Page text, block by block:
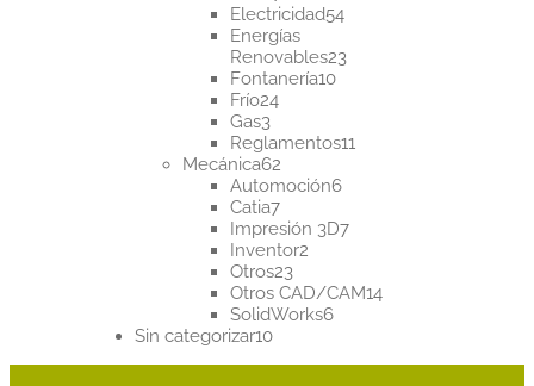
productos
Electricidad5454
Energías
Renovables2323
Fontanería1010
Frío2424
Gas33
productos
Reglamentos1111
Mecánica6262
productos
Automoción66
Catia77
productos
Impresión 3D77
Inventor22
Otros2323
productos
Otros CAD/CAM1414
SolidWorks66
Sin categorizar1010